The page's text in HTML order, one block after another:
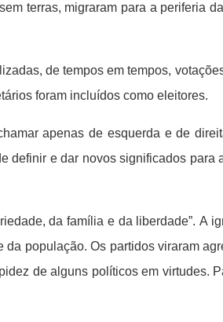
terras, migraram para a periferia
de tempos em tempos,
foram incluídos como eleitores.
apenas de esquerda e de
e dar novos significados para
da família e da liberdade”. A
população. Os partidos viraram
de alguns políticos em virtudes.